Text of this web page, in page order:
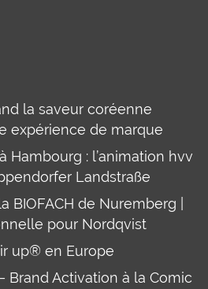
la saveur coréenne
expérience de marque
Hambourg : l’animation hvv
Landstraße
BIOFACH de Nuremberg |
pour Nordqvist
up® en Europe
Brand Activation à la Comic